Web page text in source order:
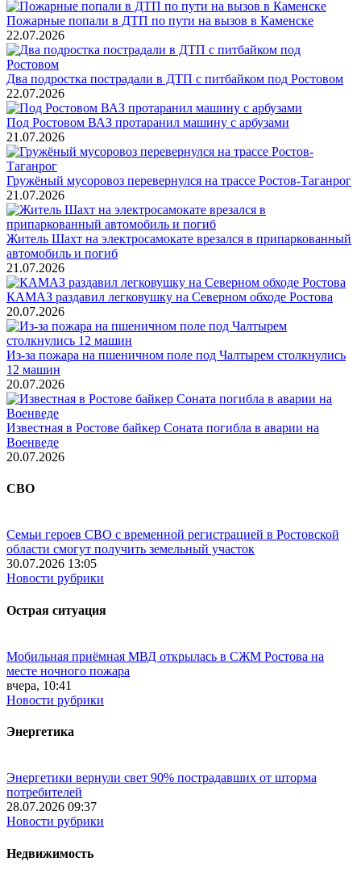
Пожарные попали в ДТП по пути на вызов в Каменске
22.07.2026
Два подростка пострадали в ДТП с питбайком под Ростовом
22.07.2026
Под Ростовом ВАЗ протаранил машину с арбузами
21.07.2026
Гружёный мусоровоз перевернулся на трассе Ростов-Таганрог
21.07.2026
Житель Шахт на электросамокате врезался в припаркованный
автомобиль и погиб
21.07.2026
КАМАЗ раздавил легковушку на Северном обходе Ростова
20.07.2026
Из-за пожара на пшеничном поле под Чалтырем столкнулись
12 машин
20.07.2026
Известная в Ростове байкер Соната погибла в аварии на
Военведе
20.07.2026
СВО
Семьи героев СВО с временной регистрацией в Ростовской
области смогут получить земельный участок
30.07.2026 13:05
Новости рубрики
Острая ситуация
Мобильная приёмная МВД открылась в СЖМ Ростова на
месте ночного пожара
вчера, 10:41
Новости рубрики
Энергетика
Энергетики вернули свет 90% пострадавших от шторма
потребителей
28.07.2026 09:37
Новости рубрики
Недвижимость